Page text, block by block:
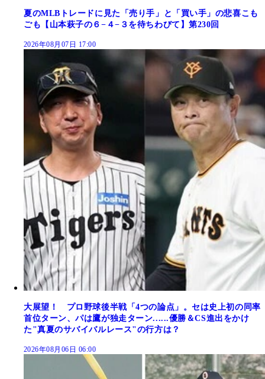
夏のMLBトレードに見た「売り手」と「買い手」の悲喜こも
ごも【山本萩子の６−４−３を待ちわびて】第230回
2026年08月07日 17:00
大展望！ プロ野球後半戦「4つの論点」。セは史上初の同率
首位ターン、パは鷹が独走ターン......優勝＆CS進出をかけ
た"真夏のサバイバルレース"の行方は？
2026年08月06日 06:00